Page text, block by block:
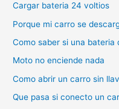
Cargar bateria 24 voltios
Porque mi carro se
Como saber si una bateria
Moto no enciende nada
Como abrir un carro sin
Que pasa si conecto un